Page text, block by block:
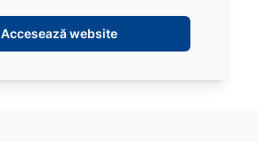
Accesează website